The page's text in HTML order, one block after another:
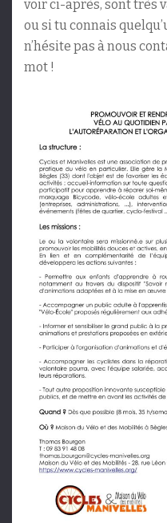
voir ci-après, sont très
ou si tu connais
n’hésite pas à nous
mot !